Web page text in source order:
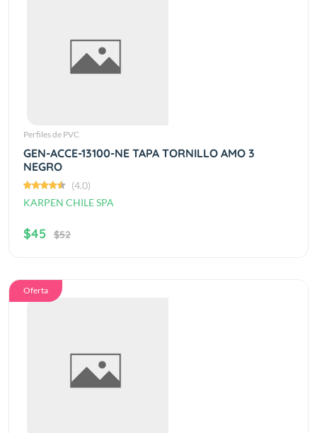
Perfiles de PVC
GEN-ACCE-13100-NE TAPA TORNILLO AMO 3
NEGRO
(4.0)
KARPEN CHILE SPA
$45 $52
Oferta